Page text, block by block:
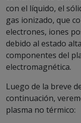
con el líquido, el
gas ionizado, que
electrones, iones
debido al estado
componentes del
electromagnética.
Luego de la breve
continuación,
plasma no térmico: